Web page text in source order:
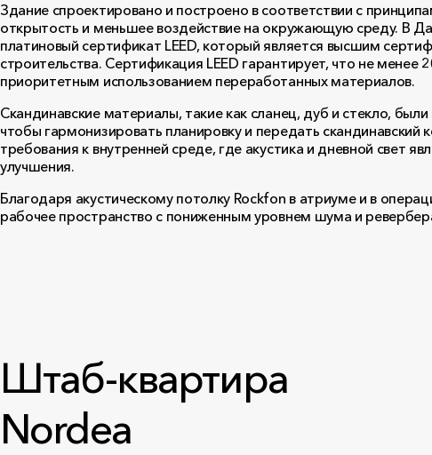
Здание спроектировано и построено в соответствии с
открытость и меньшее воздействие на окружающую среду. В
платиновый сертификат LEED, который является высшим
строительства. Сертификация LEED гарантирует, что не менее
приоритетным использованием переработанных материалов.
Скандинавские материалы, такие как сланец, дуб и стекло,
чтобы гармонизировать планировку и передать
требования к внутренней среде, где акустика и дневной свет
улучшения.
Благодаря акустическому потолку Rockfon в атриуме и в
рабочее пространство с пониженным уровнем шума и
Штаб-квартира
Nordea